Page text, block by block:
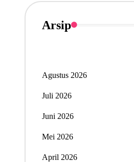
Arsip
Agustus 2026
Juli 2026
Juni 2026
Mei 2026
April 2026